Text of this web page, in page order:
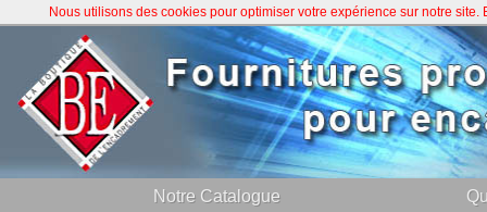
Notre Catalogue
Nous utilisons des cookies pour optimiser votre expérience sur notre